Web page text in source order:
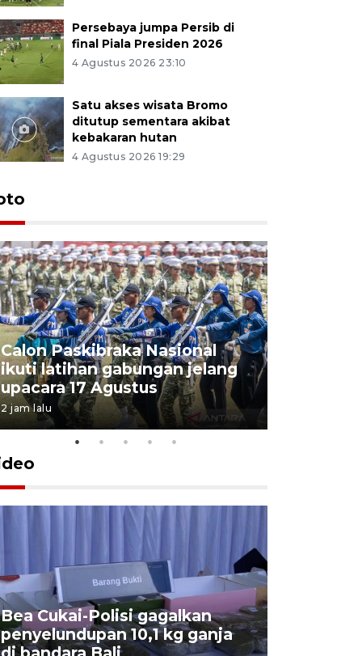
Persebaya jumpa Persib di
final Piala Presiden 2026
4 Agustus 2026 23:10
Satu akses wisata Bromo
ditutup sementara akibat
kebakaran hutan
4 Agustus 2026 19:29
Calon Paskibraka Nasional
ikuti latihan gabungan jelang
upacara 17 Agustus
2 jam lalu
Bea Cukai-Polisi gagalkan
penyelundupan 10,1 kg ganja